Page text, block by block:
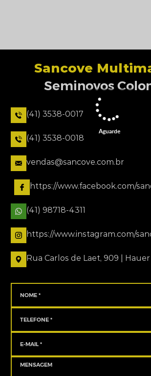
Sancove
Seminovos
(41) 3538-0017
(41) 3538-0018
vendas@sancove.com.br
https://www.facebook.com/
(41) 98718-4311
https://www.instagram.com/
Rua Carlos de Laet, 909 |
Aguarde